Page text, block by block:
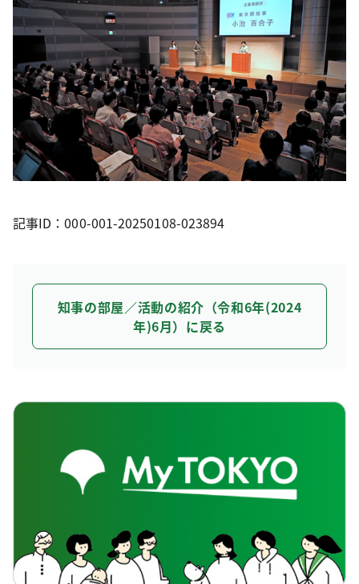
記事ID：000-001-20250108-023894
知事の部屋／活動の紹介（令和6年(2024
年)6月）に戻る